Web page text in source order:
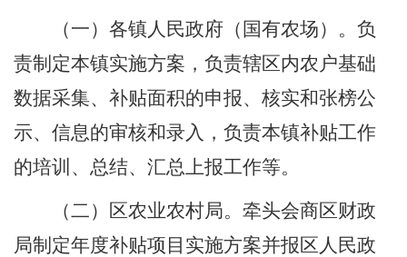
（一）各镇人民政府（国有农场）。 负
责制定本镇实施方案，负责辖区内农户基础
数据采集、补贴面积的申报、核实和张榜公
示、信息的审核和录入，负责本镇补贴工作
的培训、总结、汇总上报工作等。
（二）区农业农村局。 牵头会商区财政
局制定年度补贴项目实施方案并报区人民政